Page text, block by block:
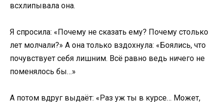
всхлипывала она.
Я спросила: «Почему не сказать ему? Почему столько
лет молчали?» А она только вздохнула: «Боялись, что
почувствует себя лишним. Всё равно ведь ничего не
поменялось бы…»
А потом вдруг выдаёт: «Раз уж ты в курсе… Может,